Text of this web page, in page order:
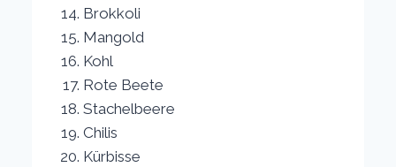
Brokkoli
Mangold
Kohl
Rote Beete
Stachelbeere
Chilis
Kürbisse